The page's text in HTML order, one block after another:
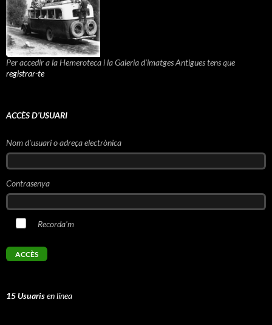
Per accedir a la Hemeroteca i la Galeria d'imatges Antigues tens que
registrar-te
ACCÈS D’USUARI
Nom d'usuari o adreça electrònica
Contrasenya
Recorda'm
15 Usuarisen línea